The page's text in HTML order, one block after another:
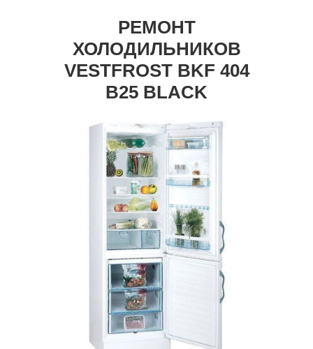
РЕМОНТ
ХОЛОДИЛЬНИКОВ
VESTFROST BKF 404
B25 BLACK